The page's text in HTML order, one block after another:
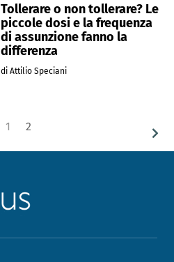
Tollerare o non tollerare? Le
piccole dosi e la frequenza
di assunzione fanno la
differenza
di Attilio Speciani
1 2